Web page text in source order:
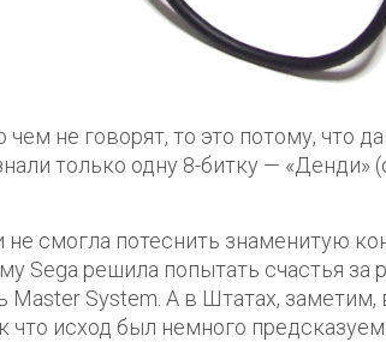
не говорят, то это потому, что
только одну 8-битку — «Денди»
не смогла потеснить знаменитую
Sega решила попытать счастья
System. А в Штатах, заметим,
что исход был немного